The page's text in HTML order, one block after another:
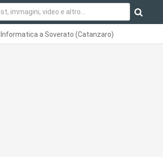
Informatica a Soverato (Catanzaro)